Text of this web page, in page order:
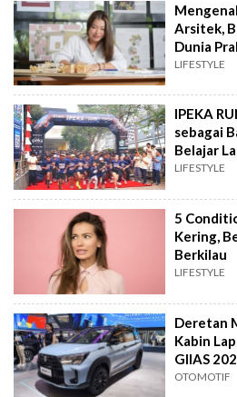
Arsitek,
Dunia
LIFESTYLE
IPEKA
sebagai
Belajar
LIFESTYLE
5
Kering,
Berkilau
LIFESTYLE
Deretan
Kabin
GIIAS
OTOMOTIF